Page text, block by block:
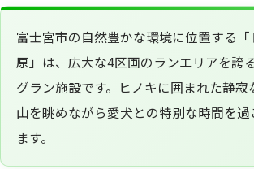
富士宮市の自然豊かな環境に位置する
原」は、広大な4区画のランエリアを誇
グラン施設です。ヒノキに囲まれた静寂
山を眺めながら愛犬との特別な時間を
ます。